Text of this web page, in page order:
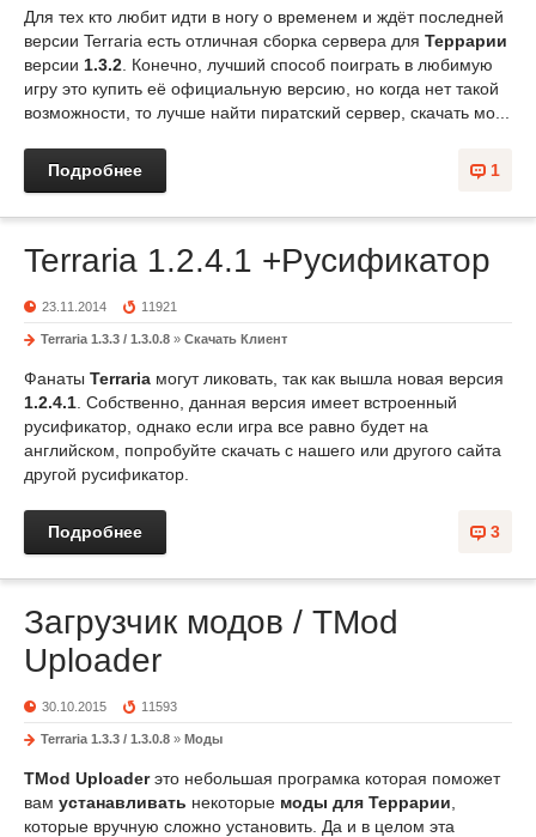
Для тех кто любит идти в ногу о временем и ждёт последней
версии Terraria есть отличная сборка сервера для Террарии
версии 1.3.2 . Конечно, лучший способ поиграть в любимую
игру это купить её официальную версию, но когда нет такой
возможности, то лучше найти пиратский сервер, скачать мо...
1
Подробнее
Terraria 1.2.4.1 +Русификатор
23.11.2014 11921
Terraria 1.3.3 / 1.3.0.8 » Скачать Клиент
Фанаты Terraria могут ликовать, так как вышла новая версия
1.2.4.1 . Собственно, данная версия имеет встроенный
русификатор, однако если игра все равно будет на
английском, попробуйте скачать с нашего или другого сайта
другой русификатор.
3
Подробнее
Загрузчик модов / TMod
Uploader
30.10.2015 11593
Terraria 1.3.3 / 1.3.0.8 » Моды
TMod Uploaderэто небольшая програмка которая поможет
вам устанавливать некоторые моды для Террарии
которые вручную сложно установить. Да и в целом эта